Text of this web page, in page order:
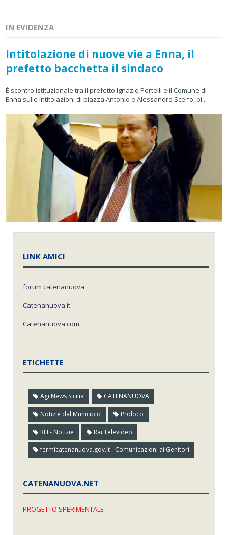
IN EVIDENZA
Intitolazione di nuove vie a Enna, il
prefetto bacchetta il sindaco
È scontro istituzionale tra il prefetto Ignazio Portelli e il Comune di
Enna sulle intitolazioni di piazza Antonio e Alessandro Scelfo, pi...
LINK AMICI
forum catenanuova
Catenanuova.it
Catenanuova.com
ETICHETTE
Agi News Sicilia CATENANUOVA
Notizie dal Municipio Proloco
RFI - Notizie Rai Televideo
fermicatenanuova.gov.it - Comunicazioni ai Genitori
CATENANUOVA.NET
PROGETTO SPERIMENTALE